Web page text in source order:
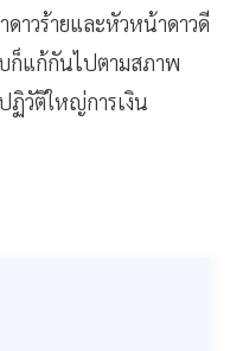
าวร้ายและหัวหน้าดาวดี
ก็แก้กันไปตามสภาพ
ฏิวัติใหญ่การเงิน